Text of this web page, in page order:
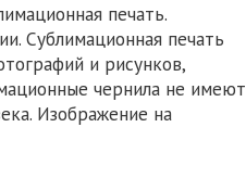
печать.
Сублимационная печать
и рисунков,
чернила не имеют
Изображение на